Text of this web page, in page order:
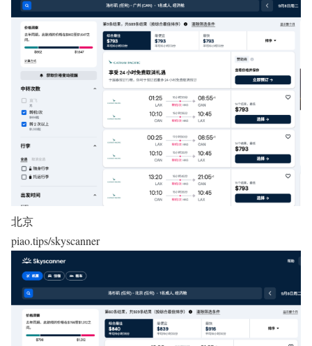
北京
piao.tips/skyscanner